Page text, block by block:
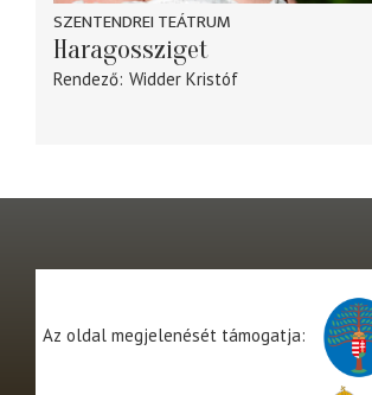
SZENTENDREI TEÁTRUM
Haragossziget
Rendező Widder Kristóf
Az oldal megjelenését támogatja: